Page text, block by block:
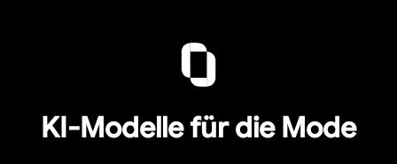
KI-Modelle für die Mode